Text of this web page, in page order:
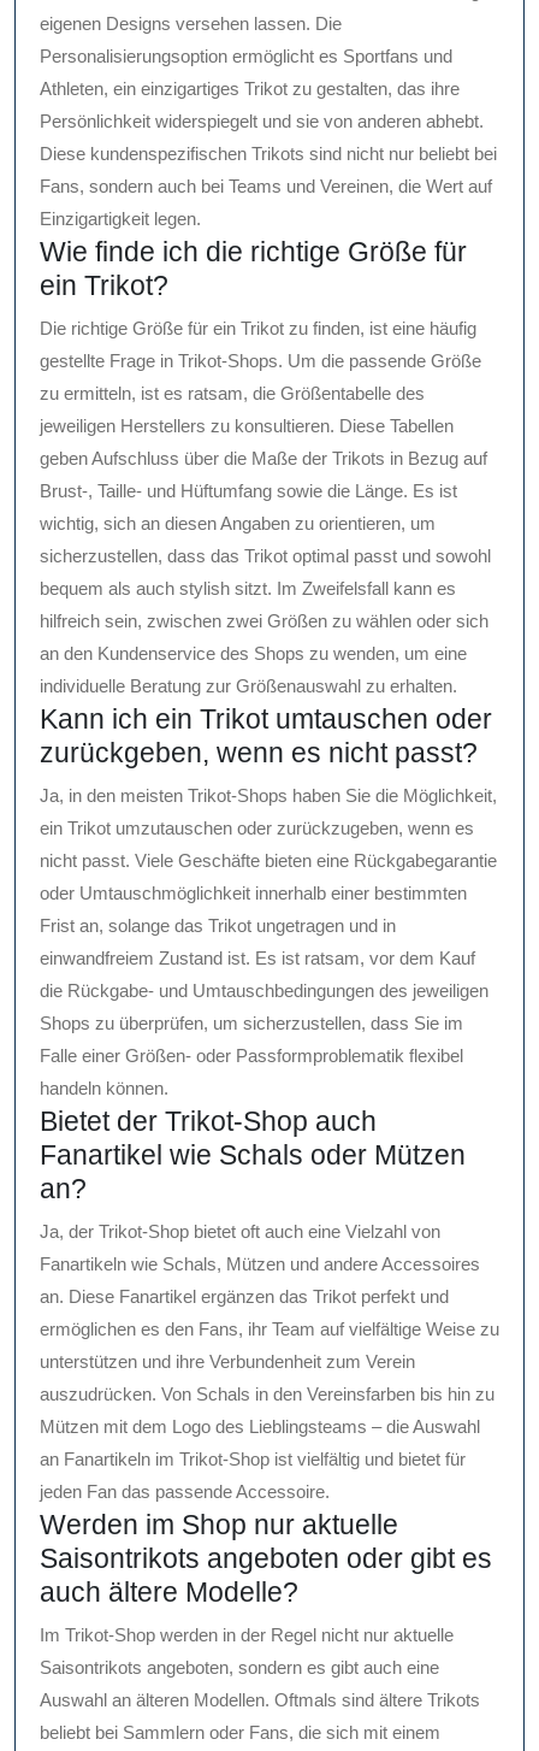
eigenen Designs versehen lassen. Die
Personalisierungsoption ermöglicht es Sportfans und
Athleten, ein einzigartiges Trikot zu gestalten, das ihre
Persönlichkeit widerspiegelt und sie von anderen abhebt.
Diese kundenspezifischen Trikots sind nicht nur beliebt bei
Fans, sondern auch bei Teams und Vereinen, die Wert auf
Einzigartigkeit legen.
Wie finde ich die richtige Größe für
ein Trikot?
Die richtige Größe für ein Trikot zu finden, ist eine häufig
gestellte Frage in Trikot-Shops. Um die passende Größe
zu ermitteln, ist es ratsam, die Größentabelle des
jeweiligen Herstellers zu konsultieren. Diese Tabellen
geben Aufschluss über die Maße der Trikots in Bezug auf
Brust-, Taille- und Hüftumfang sowie die Länge. Es ist
wichtig, sich an diesen Angaben zu orientieren, um
sicherzustellen, dass das Trikot optimal passt und sowohl
bequem als auch stylish sitzt. Im Zweifelsfall kann es
hilfreich sein, zwischen zwei Größen zu wählen oder sich
an den Kundenservice des Shops zu wenden, um eine
individuelle Beratung zur Größenauswahl zu erhalten.
Kann ich ein Trikot umtauschen oder
zurückgeben, wenn es nicht passt?
Ja, in den meisten Trikot-Shops haben Sie die Möglichkeit,
ein Trikot umzutauschen oder zurückzugeben, wenn es
nicht passt. Viele Geschäfte bieten eine Rückgabegarantie
oder Umtauschmöglichkeit innerhalb einer bestimmten
Frist an, solange das Trikot ungetragen und in
einwandfreiem Zustand ist. Es ist ratsam, vor dem Kauf
die Rückgabe- und Umtauschbedingungen des jeweiligen
Shops zu überprüfen, um sicherzustellen, dass Sie im
Falle einer Größen- oder Passformproblematik flexibel
handeln können.
Bietet der Trikot-Shop auch
Fanartikel wie Schals oder Mützen
an?
Ja, der Trikot-Shop bietet oft auch eine Vielzahl von
Fanartikeln wie Schals, Mützen und andere Accessoires
an. Diese Fanartikel ergänzen das Trikot perfekt und
ermöglichen es den Fans, ihr Team auf vielfältige Weise zu
unterstützen und ihre Verbundenheit zum Verein
auszudrücken. Von Schals in den Vereinsfarben bis hin zu
Mützen mit dem Logo des Lieblingsteams – die Auswahl
an Fanartikeln im Trikot-Shop ist vielfältig und bietet für
jeden Fan das passende Accessoire.
Werden im Shop nur aktuelle
Saisontrikots angeboten oder gibt es
auch ältere Modelle?
Im Trikot-Shop werden in der Regel nicht nur aktuelle
Saisontrikots angeboten, sondern es gibt auch eine
Auswahl an älteren Modellen. Oftmals sind ältere Trikots
beliebt bei Sammlern oder Fans, die sich mit einem